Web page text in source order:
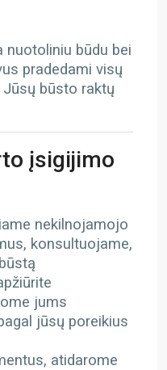
nuotoliniu būdu bei
pradedami visų
būsto raktų
įsigijimo
nekilnojamojo
konsultuojame,
jums
jūsų poreikius
atidarome